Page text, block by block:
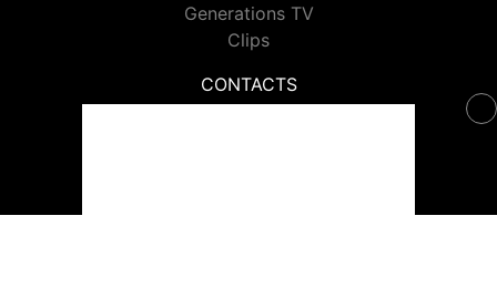
Generations TV
Clips
CONTACTS
Contacter Generations